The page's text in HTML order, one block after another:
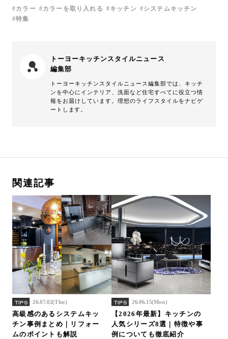
カラー カラーを取り入れる キッチン
システムキッチン
特集
トーヨーキッチンスタイルニュース
編集部
トーヨーキッチンスタイルニュース編集部では、キッチ
ンを中心にインテリア、洗面など住宅すべてに役立つ情
報をお届けしています。理想のライフスタイルをナビゲ
ートします。
関連記事
TIPS 26.07.02(Thu)
高級感のあるシステムキッ
チン事例まとめ｜リフォー
ムのポイントも解説
TIPS 26.06.15(Mon)
【2026年最新】キッチンの
人気シリーズ8選｜特徴や事
例についても徹底紹介